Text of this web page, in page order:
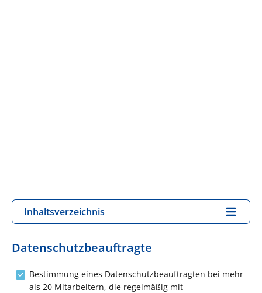
Inhaltsverzeichnis
Datenschutzbeauftragte
Bestimmung eines Datenschutzbeauftragten bei mehr
als 20 Mitarbeitern, die regelmäßig mit